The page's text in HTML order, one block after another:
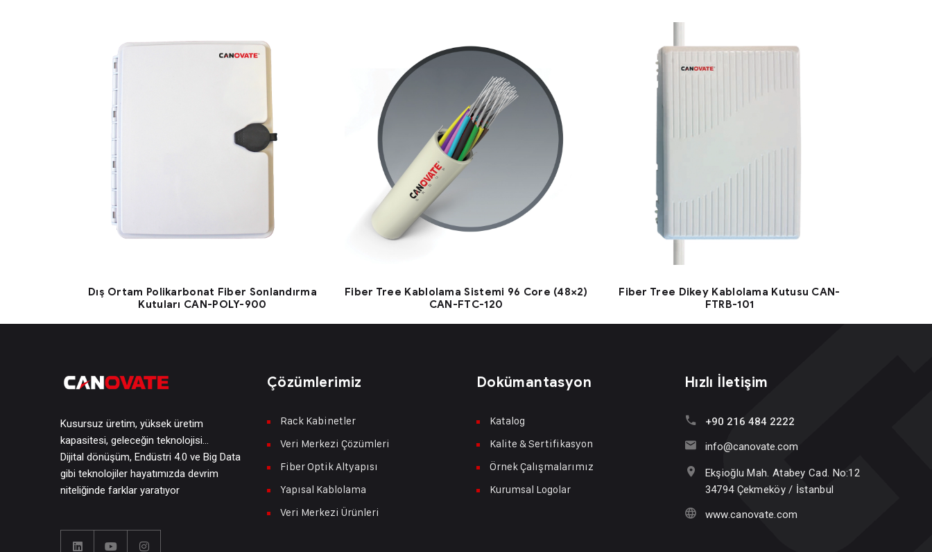
Dış Ortam Polikarbonat Fiber Sonlandırma
Kutuları CAN-POLY-900
Fiber Tree Kablolama Sistemi 96 Core (48×2)
CAN-FTC-120
Fiber Tree Dikey Kablolama Kutusu CAN-
FTRB-101
Kusursuz üretim, yüksek üretim
kapasitesi, geleceğin teknolojisi…
Dijital dönüşüm, Endüstri 4.0 ve Big Data
gibi teknolojiler hayatımızda devrim
niteliğinde farklar yaratıyor
Çözümlerimiz
Rack Kabinetler
Veri Merkezi Çözümleri
Fiber Optik Altyapısı
Yapısal Kablolama
Veri Merkezi Ürünleri
Dokümantasyon
Katalog
Kalite & Sertifikasyon
Örnek Çalışmalarımız
Kurumsal Logolar
Hızlı İletişim
+90 216 484 2222
info@canovate.com
Ekşioğlu Mah. Atabey Cad. No:12
34794 Çekmeköy / İstanbul
www.canovate.com